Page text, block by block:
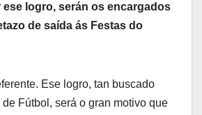
ese logro, serán os encargados
de saída ás Festas do
Ese logro, tan buscado
Fútbol, será o gran motivo que